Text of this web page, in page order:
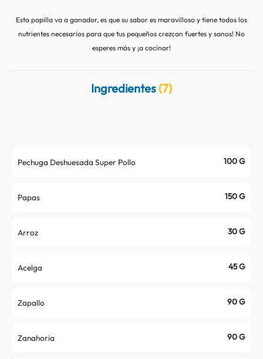
Datos curiosos
Preparaciones
Esta papilla va a ganador, es que su sabor es maravilloso y tiene todos los
nutrientes necesarios para que tus pequeños crezcan fuertes y sanos! No
esperes más y ¡a cocinar!
Ingredientes (7)
Pechuga Deshuesada Super Pollo 100 G
Papas 150 G
Arroz 30 G
Acelga 45 G
Zapallo 90 G
Zanahoria 90 G